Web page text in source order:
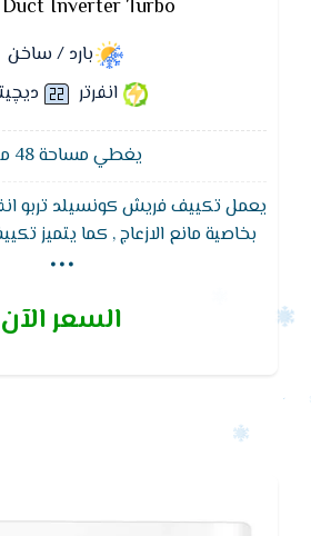
Inverter Turbo
بارد / ساخن
انفرتر
يغطي مساحة 48 متر²
يعمل تكييف فريش كونسيلد تربو
بخاصية مانع الازعاج , كما يتميز
تربو انفرتر بفلاتر منقية للاتربة
...
السعر الآن